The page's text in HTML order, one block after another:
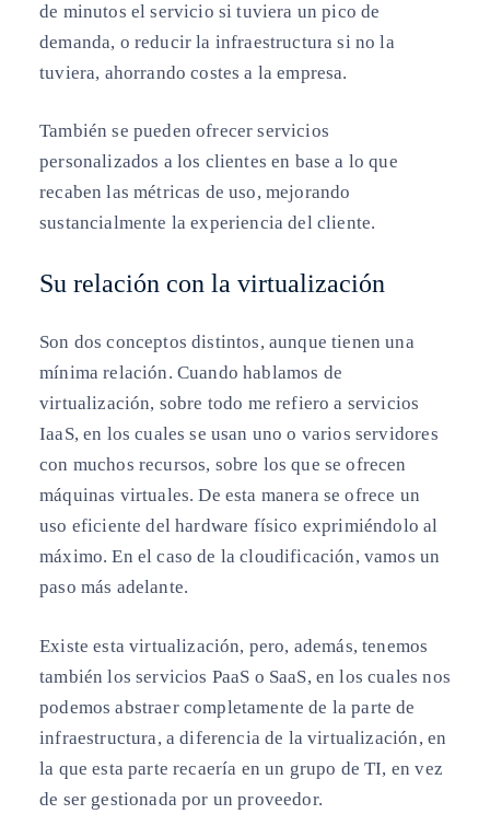
de minutos el servicio si tuviera un pico de
demanda, o reducir la infraestructura si no la
tuviera, ahorrando costes a la empresa.
También se pueden ofrecer servicios
personalizados a los clientes en base a lo que
recaben las métricas de uso, mejorando
sustancialmente la experiencia del cliente.
Su relación con la virtualización
Son dos conceptos distintos, aunque tienen una
mínima relación. Cuando hablamos de
virtualización, sobre todo me refiero a servicios
IaaS, en los cuales se usan uno o varios servidores
con muchos recursos, sobre los que se ofrecen
máquinas virtuales. De esta manera se ofrece un
uso eficiente del hardware físico exprimiéndolo al
máximo. En el caso de la cloudificación, vamos un
paso más adelante.
Existe esta virtualización, pero, además, tenemos
también los servicios PaaS o SaaS, en los cuales nos
podemos abstraer completamente de la parte de
infraestructura, a diferencia de la virtualización, en
la que esta parte recaería en un grupo de TI, en vez
de ser gestionada por un proveedor.